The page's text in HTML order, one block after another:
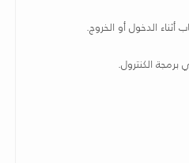
أثناء الدخول أو الخروج.
الكنترول.